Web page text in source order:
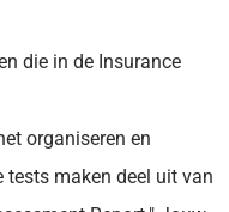
die in de Insurance
organiseren en
tests maken deel uit van